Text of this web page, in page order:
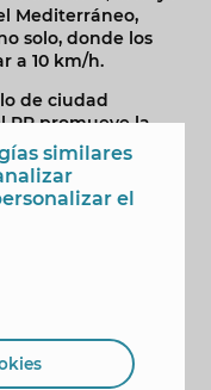
Mediterráneo,
solo, donde los
a 10 km/h.
de ciudad
PP promueve la
en las
para
que todos los
por su ciudad.
la Policía
físicas como
existen en un
hasta la salida
similares
el